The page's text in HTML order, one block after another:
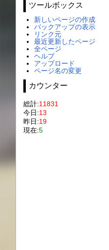
ツールボックス
新しいページの作成
バックアップの表示
リンク元
最近更新したページ
全ページ
ヘルプ
アップロード
ページ名の変更
カウンター
総計:11831
今日:13
昨日:19
現在:5